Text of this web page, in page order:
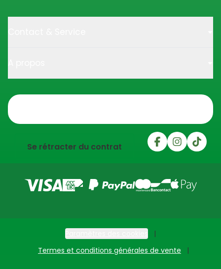
Se rétracter du contrat
Termes et conditions générales de vente